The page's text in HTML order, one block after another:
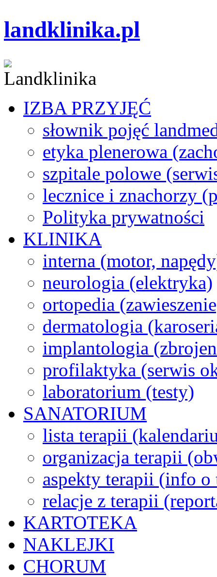
landklinika.pl
IZBA PRZYJĘĆ
słownik pojęć
etyka plenerowa
szpitale polowe
lecznice i znachorzy
Polityka prywatności
KLINIKA
interna (motor,
neurologia (elektryka)
ortopedia
dermatologia
implantologia
profilaktyka (serwis
laboratorium (testy)
SANATORIUM
lista terapii
organizacja terapii
aspekty terapii (info o
relacje z terapii
KARTOTEKA
NAKLEJKI
CHORUM